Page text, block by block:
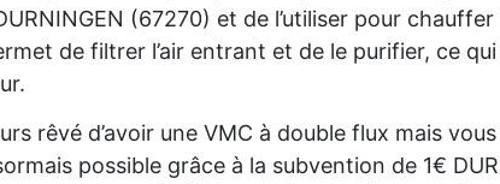
(67270) et de l’utiliser pour chauffer
de filtrer l’air entrant et de le purifier, ce
rêvé d’avoir une VMC à double flux mais vous
possible grâce à la subvention de 1€